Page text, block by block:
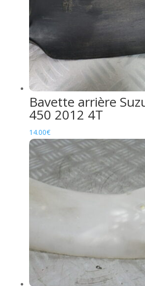
Bavette arrière
450 2012 4T
14.00€